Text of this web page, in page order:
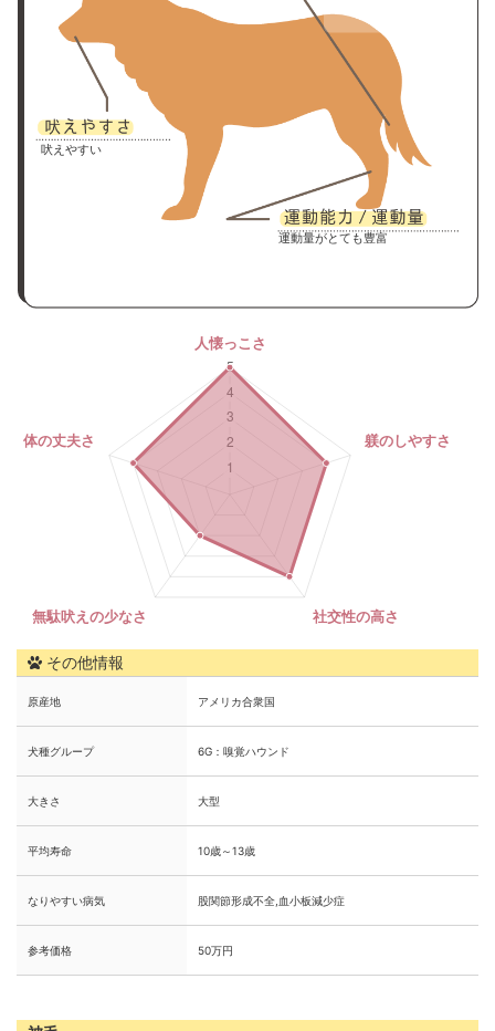
吠えやすい
運動量がとても豊富
その他情報
原産地 アメリカ合衆国
犬種グループ 6G：嗅覚ハウンド
大きさ 大型
平均寿命 10歳～13歳
なりやすい病気 股関節形成不全,血小板減少症
参考価格 50万円